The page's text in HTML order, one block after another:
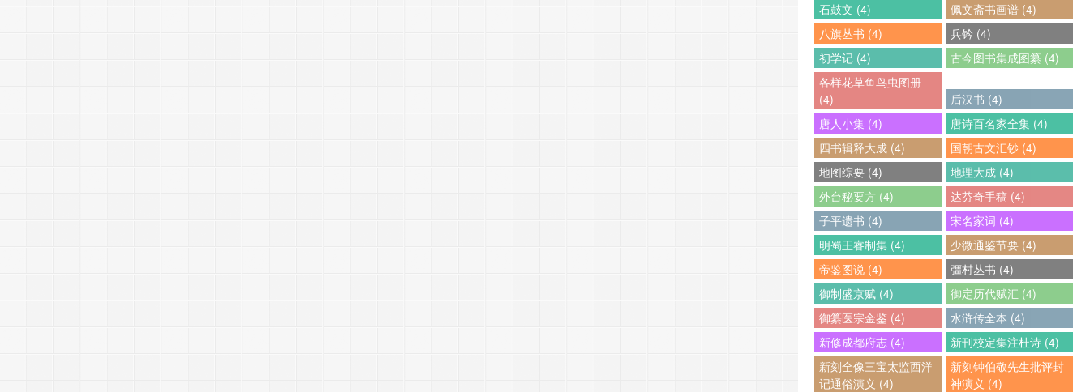
石鼓文 (4)
佩文斋书画谱 (4)
八旗丛书 (4)
兵钤 (4)
初学记 (4)
古今图书集成图纂 (4)
各样花草鱼鸟虫图册
(4)
后汉书 (4)
唐人小集 (4)
唐诗百名家全集 (4)
四书辑释大成 (4)
国朝古文汇钞 (4)
地图综要 (4)
地理大成 (4)
外台秘要方 (4)
达芬奇手稿 (4)
子平遗书 (4)
宋名家词 (4)
明蜀王睿制集 (4)
少微通鉴节要 (4)
帝鉴图说 (4)
彊村丛书 (4)
御制盛京赋 (4)
御定历代赋汇 (4)
御纂医宗金鉴 (4)
水浒传全本 (4)
新修成都府志 (4)
新刊校定集注杜诗 (4)
新刻全像三宝太监西洋
记通俗演义 (4)
新刻钟伯敬先生批评封
神演义 (4)